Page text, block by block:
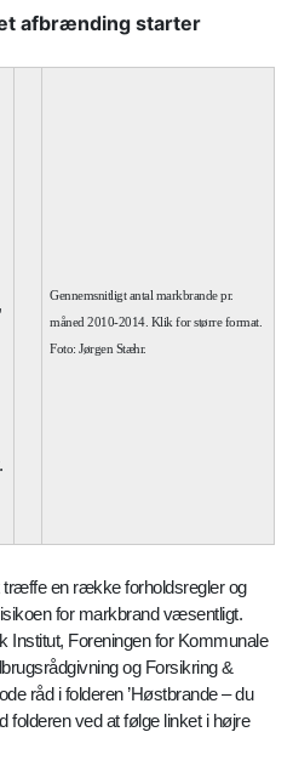
afbrænding starter
Gennemsnitligt antal markbrande pr.
måned 2010-2014. Klik for større format.
Foto: Jørgen Stæhr.
en række forholdsregler og
for markbrand væsentligt.
Institut, Foreningen for Kommunale
og Forsikring &
råd i folderen ’Høstbrande – du
folderen ved at følge linket i højre